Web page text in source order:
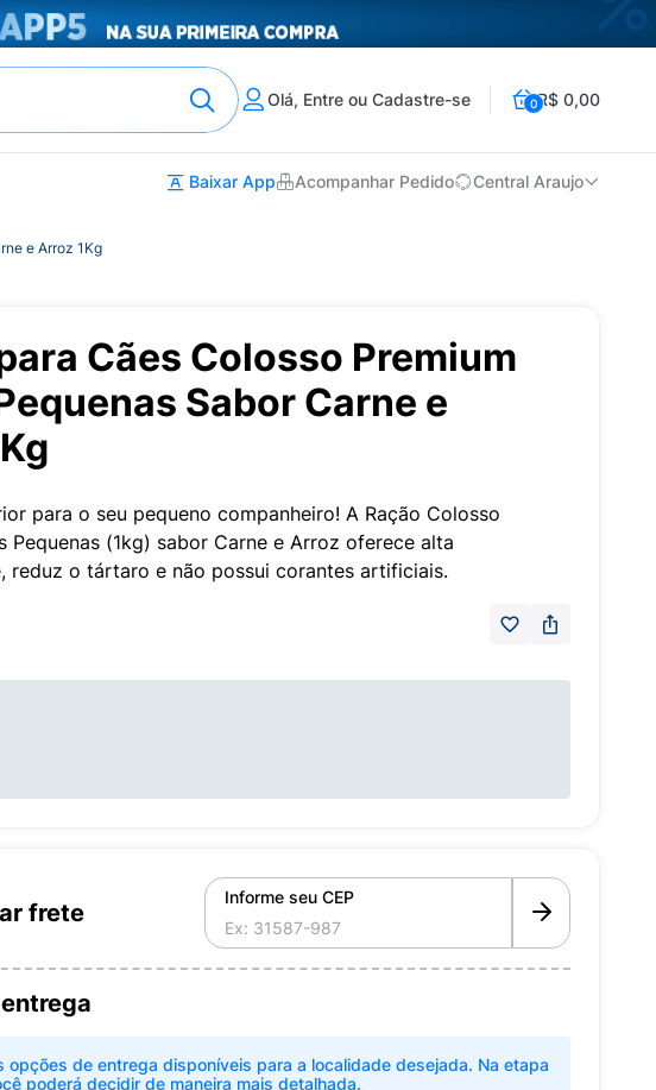
Olá, Entre ou Cadastre-se 0R$ 0,00
Baixar App Acompanhar Pedido Central Araujo
e Arroz 1Kg
Cães Colosso Premium
Sabor Carne e
para o seu pequeno companheiro! A Ração Colosso
Pequenas (1kg) sabor Carne e Arroz oferece alta
reduz o tártaro e não possui corantes artificiais.
frete
Informe seu CEP
opções de entrega disponíveis para a localidade desejada. Na etapa
poderá decidir de maneira mais detalhada.